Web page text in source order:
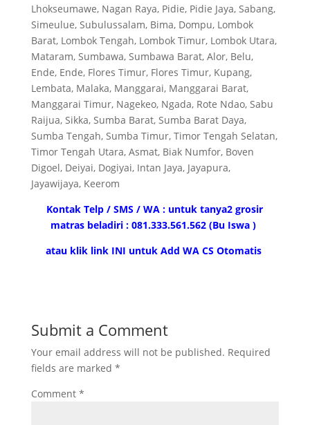
Lhokseumawe, Nagan Raya, Pidie, Pidie Jaya, Sabang,
Simeulue, Subulussalam, Bima, Dompu, Lombok
Barat, Lombok Tengah, Lombok Timur, Lombok Utara,
Mataram, Sumbawa, Sumbawa Barat, Alor, Belu,
Ende, Ende, Flores Timur, Flores Timur, Kupang,
Lembata, Malaka, Manggarai, Manggarai Barat,
Manggarai Timur, Nagekeo, Ngada, Rote Ndao, Sabu
Raijua, Sikka, Sumba Barat, Sumba Barat Daya,
Sumba Tengah, Sumba Timur, Timor Tengah Selatan,
Timor Tengah Utara, Asmat, Biak Numfor, Boven
Digoel, Deiyai, Dogiyai, Intan Jaya, Jayapura,
Jayawijaya, Keerom
Kontak Telp / SMS / WA : untuk tanya2 grosir
matras beladiri : 081.333.561.562 (Bu Iswa )
atau klik link INI untuk Add WA CS Otomatis
Submit a Comment
Your email address will not be published. Required
fields are marked *
Comment *